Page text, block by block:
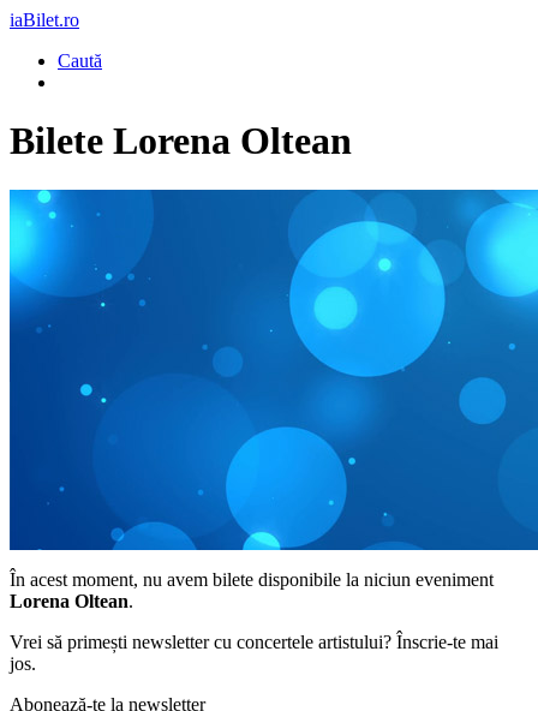
iaBilet.ro
Caută
Bilete Lorena Oltean
În acest moment, nu avem bilete disponibile la niciun eveniment
Lorena Oltean.
Vrei să primești newsletter cu concertele artistului? Înscrie-te mai
jos.
Abonează-te la newsletter